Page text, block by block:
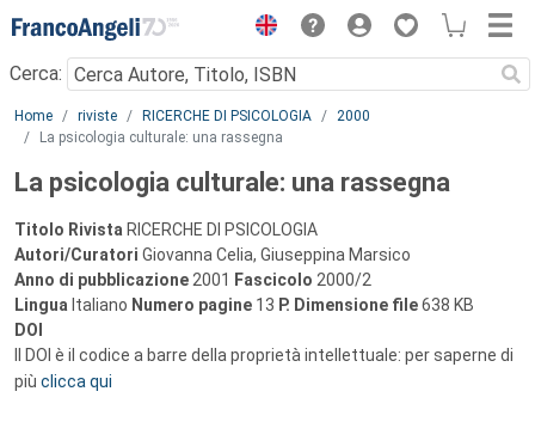
Menu
Cerca:
Main content
Home riviste RICERCHE DI PSICOLOGIA
2000
La psicologia culturale: una rassegna
La psicologia culturale: una rassegna
Titolo Rivista RICERCHE DI PSICOLOGIA
Autori/Curatori Giovanna Celia, Giuseppina Marsico
Anno di pubblicazione 2001 Fascicolo 2000/2
Lingua Italiano Numero pagine 13 P. Dimensione file638 KB
DOI
Il DOI è il codice a barre della proprietà intellettuale: per saperne di
più clicca qui